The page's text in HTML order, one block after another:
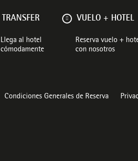
TRANSFER
Llega al hotel
cómodamente
VUELO + HOTEL
Reserva vuelo +
con nosotros
Condiciones Generales de Reserva